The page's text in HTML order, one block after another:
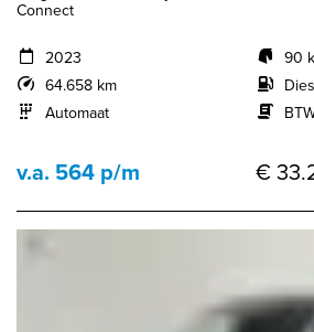
Connect
2023
64.658 km
Automaat
90
v.a. 564 p/m €